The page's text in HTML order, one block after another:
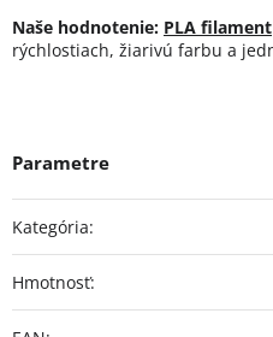
Naše hodnotenie: PLA filament
rýchlostiach, žiarivú farbu a
Kategória:
Hmotnosť: